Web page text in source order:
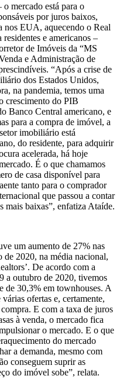
o mercado está para o
por juros baixos,
nos EUA, aquecendo o Real
e americanos –
de Imóveis da “MS
e Administração de
“Após a crise de
dos Estados Unidos,
na pandemia, temos uma
crescimento do PIB
Banco Central americano, e
para a compra de imóvel, a
imobiliário está
do residente, para adquirir
acelerada, há hoje
É o que chamamos
de casa disponível para
tanto para o comprador
que passou a contar
mais baixas”, enfatiza Ataíde.
um aumento de 27% nas
de 2020, na média nacional,
De acordo com a
a outubro de 2020, tivemos
de 30,3% em townhouses. A
ofertas e, certamente,
E com a taxa de juros
à venda, o mercado fica
o mercado. E o que
do mercado
a demanda, mesmo com
conseguem suprir as
do imóvel sobe”, relata.